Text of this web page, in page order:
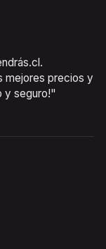
mejores precios y
y seguro!"